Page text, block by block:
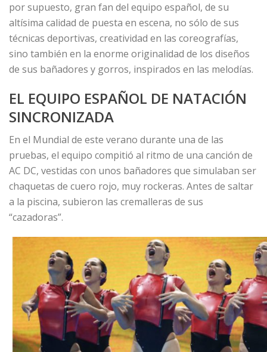
por supuesto, gran fan del equipo español, de su
altísima calidad de puesta en escena, no sólo de sus
técnicas deportivas, creatividad en las coreografías,
sino también en la enorme originalidad de los diseños
de sus bañadores y gorros, inspirados en las melodías.
EL EQUIPO ESPAÑOL DE NATACIÓN
SINCRONIZADA
En el Mundial de este verano durante una de las
pruebas, el equipo compitió al ritmo de una canción de
AC DC, vestidas con unos bañadores que simulaban ser
chaquetas de cuero rojo, muy rockeras. Antes de saltar
a la piscina, subieron las cremalleras de sus
“cazadoras”.